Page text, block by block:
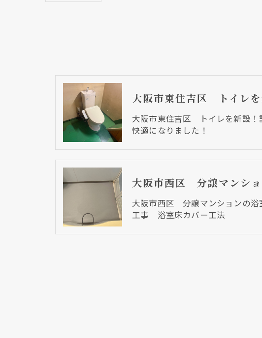
大阪市東住吉区 トイレを新設！
快適になりました！
大阪市西区 分譲マンションの浴
工事 浴室床カバー工法